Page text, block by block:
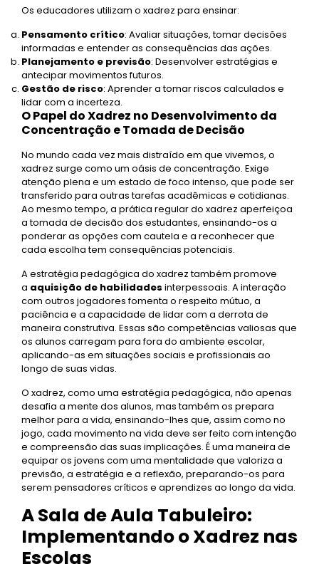
Os educadores utilizam o xadrez para ensinar:
Pensamento crítico: Avaliar situações, tomar decisões
informadas e entender as consequências das ações.
Planejamento e previsão: Desenvolver estratégias e
antecipar movimentos futuros.
Gestão de risco: Aprender a tomar riscos calculados e
lidar com a incerteza.
O Papel do Xadrez no Desenvolvimento da
Concentração e Tomada de Decisão
No mundo cada vez mais distraído em que vivemos, o
xadrez surge como um oásis de concentração. Exige
atenção plena e um estado de foco intenso, que pode ser
transferido para outras tarefas acadêmicas e cotidianas.
Ao mesmo tempo, a prática regular do xadrez aperfeiçoa
a tomada de decisão dos estudantes, ensinando-os a
ponderar as opções com cautela e a reconhecer que
cada escolha tem consequências potenciais.
A estratégia pedagógica do xadrez também promove
a aquisição de habilidades interpessoais. A interação
com outros jogadores fomenta o respeito mútuo, a
paciência e a capacidade de lidar com a derrota de
maneira construtiva. Essas são competências valiosas que
os alunos carregam para fora do ambiente escolar,
aplicando-as em situações sociais e profissionais ao
longo de suas vidas.
O xadrez, como uma estratégia pedagógica, não apenas
desafia a mente dos alunos, mas também os prepara
melhor para a vida, ensinando-lhes que, assim como no
jogo, cada movimento na vida deve ser feito com intenção
e compreensão das suas implicações. É uma maneira de
equipar os jovens com uma mentalidade que valoriza a
previsão, a estratégia e a reflexão, preparando-os para
serem pensadores críticos e aprendizes ao longo da vida.
A Sala de Aula Tabuleiro:
Implementando o Xadrez nas
Escolas